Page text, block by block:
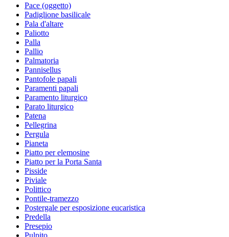
Pace (oggetto)
Padiglione basilicale
Pala d'altare
Paliotto
Palla
Pallio
Palmatoria
Pannisellus
Pantofole papali
Paramenti papali
Paramento liturgico
Parato liturgico
Patena
Pellegrina
Pergula
Pianeta
Piatto per elemosine
Piatto per la Porta Santa
Pisside
Piviale
Polittico
Pontile-tramezzo
Postergale per esposizione eucaristica
Predella
Presepio
Pulpito